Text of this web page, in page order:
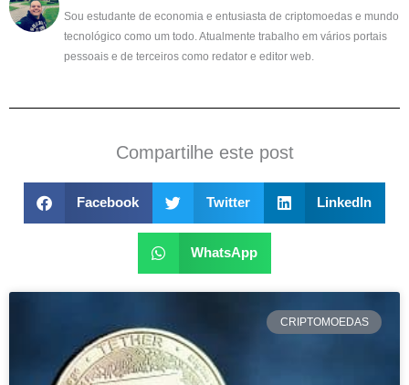
Sou estudante de economia e entusiasta de criptomoedas e mundo
tecnológico como um todo. Atualmente trabalho em vários portais
pessoais e de terceiros como redator e editor web.
Compartilhe este post
Facebook Twitter LinkedIn
WhatsApp
CRIPTOMOEDAS